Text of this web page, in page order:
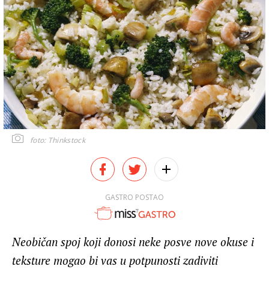
foto: Thinkstock
GASTRO POSTAO
Neobičan spoj koji donosi neke posve nove okuse i
teksture mogao bi vas u potpunosti zadiviti